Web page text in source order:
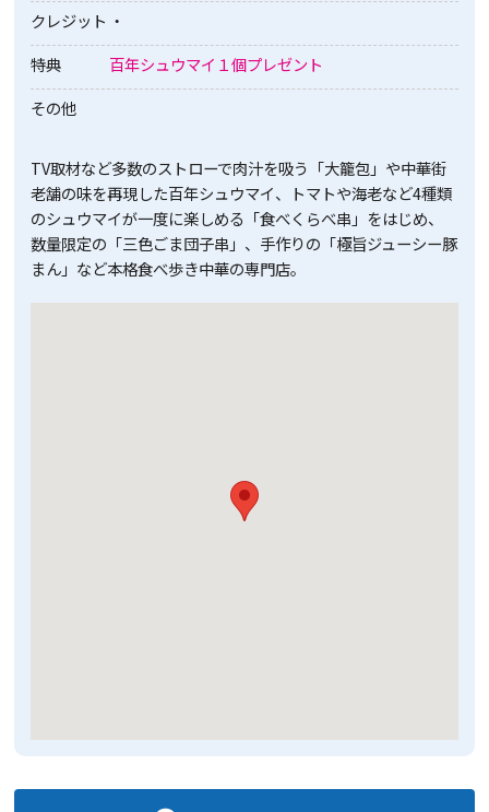
クレジット ・
特典
百年シュウマイ１個プレゼント
その他
TV取材など多数のストローで肉汁を吸う「大籠包」や中華街
老舗の味を再現した百年シュウマイ、トマトや海老など4種類
のシュウマイが一度に楽しめる「食べくらべ串」をはじめ、
数量限定の「三色ごま団子串」、手作りの「極旨ジューシー豚
まん」など本格食べ歩き中華の専門店。